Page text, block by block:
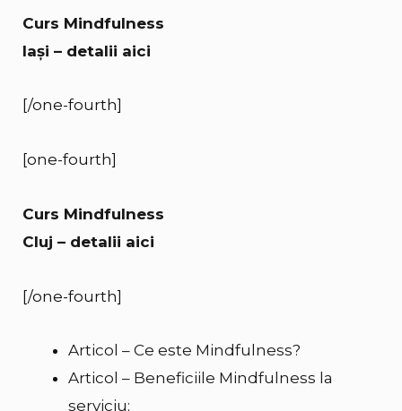
Curs Mindfulness
Iași – detalii aici
[/one-fourth]
[one-fourth]
Curs Mindfulness
Cluj – detalii aici
[/one-fourth]
Articol – Ce este Mindfulness?
Articol – Beneficiile Mindfulness la
serviciu;